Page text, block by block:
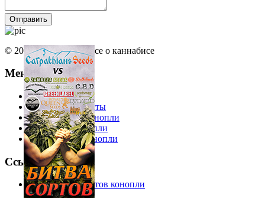
© 2013 Ruhemp.com Все о каннабисе
Меню
Еда из конопли
Интересные факты
Косметика из конопли
Одежда из конопли
Лекарства из конопли
Ссылки
Справочник сортов конопли